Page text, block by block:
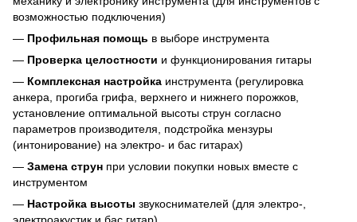
возможностью подключения)
— Профильная помощь в выборе инструмента
— Проверка целостности и функционирования гитары
— Комплексная настройка инструмента (регулировка
анкера, прогиба грифа, верхнего и нижнего порожков,
установление оптимальной высоты струн согласно
параметров производителя, подстройка мензуры
(интонирование) на электро- и бас гитарах)
— Замена струн при условии покупки новых вместе с
инструментом
— Настройка высоты звукоснимателей (для электро-,